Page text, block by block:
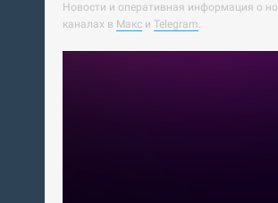
Новости и оперативная информация о
каналах в Макс и Telegram.